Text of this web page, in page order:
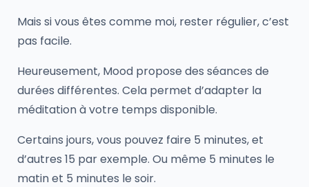
Mais si vous êtes comme moi, rester régulier, c’est
pas facile.
Heureusement, Mood propose des séances de
durées différentes. Cela permet d’adapter la
méditation à votre temps disponible.
Certains jours, vous pouvez faire 5 minutes, et
d’autres 15 par exemple. Ou même 5 minutes le
matin et 5 minutes le soir.